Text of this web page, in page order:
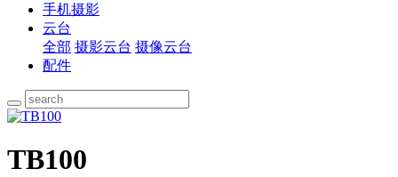
手机摄影
云台
全部 摄影云台 摄像云台
配件
TB100